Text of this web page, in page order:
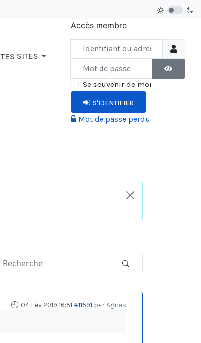
SITES
Accès membre
Identifiant ou adresse courriel
Mot de passe
AFFICHER
Se souvenir de moi
S'IDENTIFIER
Mot de passe perdu
04 Fév 2019 16:51 #11591 parAgnes